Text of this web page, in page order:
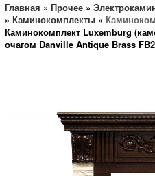
Главная » Прочее »
» Каминокомплекты »
Каминокомплект Luxemburg
очагом Danville Antique Brass FB2